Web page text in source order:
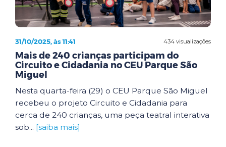
434 visualizações
31/10/2025, às 11:41
Mais de 240 crianças participam do
Circuito e Cidadania no CEU Parque São
Miguel
Nesta quarta-feira (29) o CEU Parque São Miguel
recebeu o projeto Circuito e Cidadania para
cerca de 240 crianças, uma peça teatral interativa
sob... [saiba mais]